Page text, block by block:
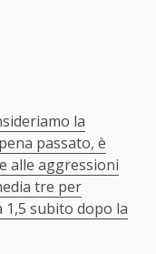
la
passato, è
alle aggressioni
tre per
subito dopo la